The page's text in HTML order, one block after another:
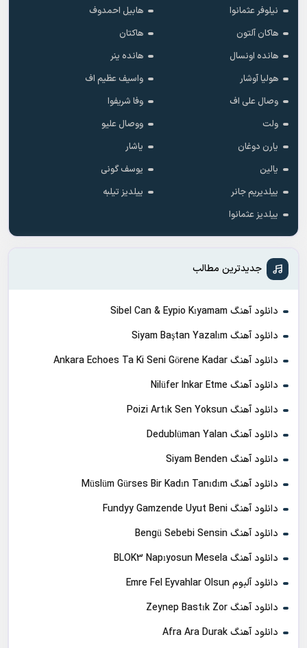
نیلوفر عثمانوا
هابیل احمدوف
هاکان آلتون
هاکتان
هانده اونسال
هانده ینر
هولیا آوشار
واسیف عظیم اف
وصال علی اف
وفا شریفوا
ولت
ووصال علیو
یارن دوغان
یاشار
یالین
یوسف گونی
ییلدیریم جانر
ییلدیز تیلبه
ییلدیز عثمانوا
جدیدترین مطالب
دانلود آهنگ Sibel Can & Eypio Kıyamam
دانلود آهنگ Siyam Baştan Yazalım
دانلود آهنگ Ankara Echoes Ta Ki Seni Görene Kadar
دانلود آهنگ Nilüfer Inkar Etme
دانلود آهنگ Poizi Artık Sen Yoksun
دانلود آهنگ Dedublüman Yalan
دانلود آهنگ Siyam Benden
دانلود آهنگ Müslüm Gürses Bir Kadın Tanıdım
دانلود آهنگ Fundyy Gamzende Uyut Beni
دانلود آهنگ Bengü Sebebi Sensin
دانلود آهنگ BLOK3 Napıyosun Mesela
دانلود آلبوم Emre Fel Eyvahlar Olsun
دانلود آهنگ Zeynep Bastık Zor
دانلود آهنگ Afra Ara Durak